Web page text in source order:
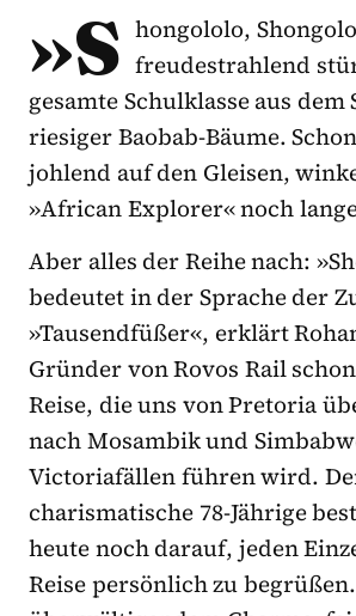
»S hongololo,
freudestrahlend
gesamte Schulklasse aus dem
riesiger Baobab-Bäume.
johlend auf den Gleisen,
»African Explorer« noch
Aber alles der Reihe nach:
bedeutet in der Sprache der
»Tausendfüßer«, erklärt
Gründer von Rovos Rail
Reise, die uns von Pretoria
nach Mosambik und
Victoriafällen führen wird.
charismatische 78-Jährige
heute noch darauf, jeden
Reise persönlich zu